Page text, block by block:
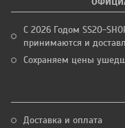
С 2026 Годом SS20-
принимаются и
Сохраняем цены
Доставка и оплата